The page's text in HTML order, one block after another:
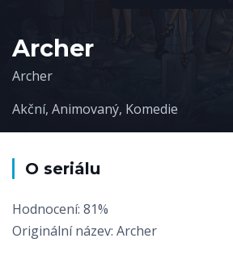
Archer
Archer
Akční, Animovaný, Komedie
O seriálu
Hodnocení: 81%
Originální název: Archer